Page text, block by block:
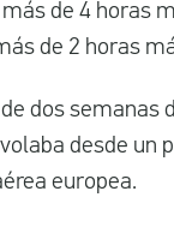
de 4 horas
de 2 horas
dos semanas
desde un
europea.